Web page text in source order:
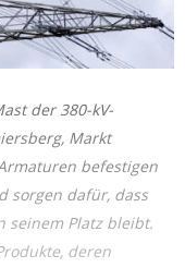
der 380-kV-
Markt
befestigen
sorgen dafür, dass
seinem Platz bleibt.
deren